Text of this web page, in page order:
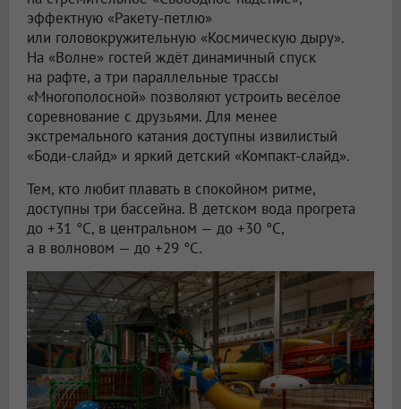
эффектную «Ракету-петлю»
или головокружительную «Космическую дыру».
На «Волне» гостей ждёт динамичный спуск
на рафте, а три параллельные трассы
«Многополосной» позволяют устроить весёлое
соревнование с друзьями. Для менее
экстремального катания доступны извилистый
«Боди-слайд» и яркий детский «Компакт-слайд».
Тем, кто любит плавать в спокойном ритме,
доступны три бассейна. В детском вода прогрета
до +31 °C, в центральном — до +30 °C,
а в волновом — до +29 °C.